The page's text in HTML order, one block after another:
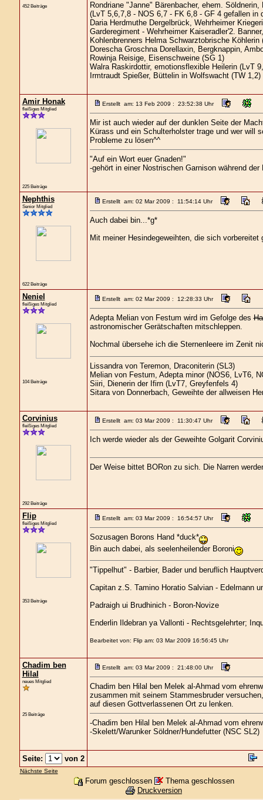
452 Beiträge
Rondriane "Janne" Bärenbacher, ehem.
(LvT 5,6,7,8 - NOS 6,7 - FK 6,8 - GF 4 gefallen in
Daria Herdmuthe Dergelbrück, Wehrheimer
Garderegiment - Wehrheimer Kaiseradler'2.
Kohlenbrenners Helma Schwarztobrische Köhlerin
Dorescha Groschna Dorellaxin, Bergknappin,
Rowinja Reisige, Eisenschweine (SG 1)
Walra Raskirdottir, emotionsflexible Heilerin (LvT
Irmtraudt Spießer, Büttelin in Wolfswacht (TW 1,2)
Amir Honak
fleißiges Mitglied
225 Beiträge
Erstellt am: 13 Feb 2009 : 23:52:38 Uhr
Mir ist auch wieder auf der dunklen Seite der
Kürass und ein Schulterholster trage und wer will
Probleme zu lösen^^
"Auf ein Wort euer Gnaden!"
-gehört in einer Nostrischen Garnison während der
Nephthis
Senior Mitglied
622 Beiträge
Erstellt am: 02 Mar 2009 : 11:54:14 Uhr
Auch dabei bin...*g*
Mit meiner Hesindegeweihten, die sich
Neniel
fleißiges Mitglied
104 Beiträge
Erstellt am: 02 Mar 2009 : 12:28:33 Uhr
Adepta Melian von Festum wird im Gefolge des
astronomischer Gerätschaften mitschleppen.
Nochmal übersehe ich die Sternenleere im Zenit
Lissandra von Teremon, Draconiterin (SL3)
Melian von Festum, Adepta minor (NOS6, LvT6,
Siiri, Dienerin der Ifirn (LvT7, Greyfenfels 4)
Sitara von Donnerbach, Geweihte der allweisen
Corvinius
fleißiges Mitglied
292 Beiträge
Erstellt am: 03 Mar 2009 : 11:30:47 Uhr
Ich werde wieder als der Geweihte Golgarit
Der Weise bittet BORon zu sich. Die Narren
Flip
fleißiges Mitglied
353 Beiträge
Erstellt am: 03 Mar 2009 : 16:54:57 Uhr
Sozusagen Borons Hand *duck*
Bin auch dabei, als seelenheilender Boroni
"Tippelhut" - Barbier, Bader und beruflich
Capitan z.S. Tamino Horatio Salvian - Edelmann
Padraigh ui Brudhinich - Boron-Novize
Enderlin Ildebran ya Vallonti - Rechtsgelehrter;
Bearbeitet von: Flip am: 03 Mar 2009 16:56:45 Uhr
Chadim ben
Hilal
neues Mitglied
25 Beiträge
Erstellt am: 03 Mar 2009 : 21:48:00 Uhr
Chadim ben Hilal ben Melek al-Ahmad vom
zusammen mit seinem Stammesbruder
auf diesen Gottverlassenen Ort zu lenken.
-Chadim ben Hilal ben Melek al-Ahmad vom
-Skelett/Warunker Söldner/Hundefutter (NSC SL2)
Seite: von 2
Nächste Seite
Forum geschlossen
Thema geschlossen
Druckversion